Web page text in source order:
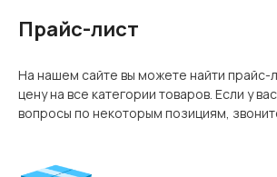
Прайс-лист
На нашем сайте вы можете найти прайс-
цену на все категории товаров. Если у
вопросы по некоторым позициям,